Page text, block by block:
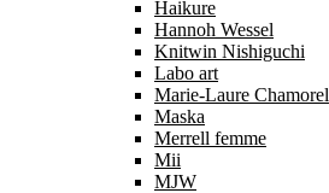
Haikure
Hannoh Wessel
Knitwin Nishiguchi
Labo art
Marie-Laure Chamorel
Maska
Merrell femme
Mii
MJW